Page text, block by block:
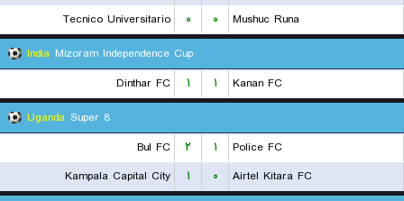
Tecnico Universitario
۰ ۰
Mushuc Runa
India Mizoram Independence Cup
Dinthar FC
۱ ۱
Kanan FC
Uganda Super 8
Bul FC
۲ ۱
Police FC
Kampala Capital City
۱ ۰
Airtel Kitara FC